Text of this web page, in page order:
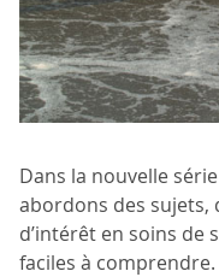
Dans la nouvelle
abordons des sujets,
d’intérêt en soins de
faciles à